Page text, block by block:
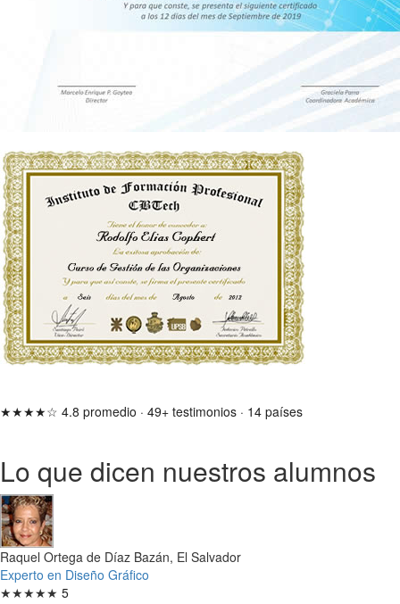
★★★★☆ 4.8 promedio · 49+ testimonios · 14 países
Lo que dicen nuestros alumnos
Raquel Ortega de Díaz Bazán, El Salvador
Experto en Diseño Gráfico
★★★★★ 5